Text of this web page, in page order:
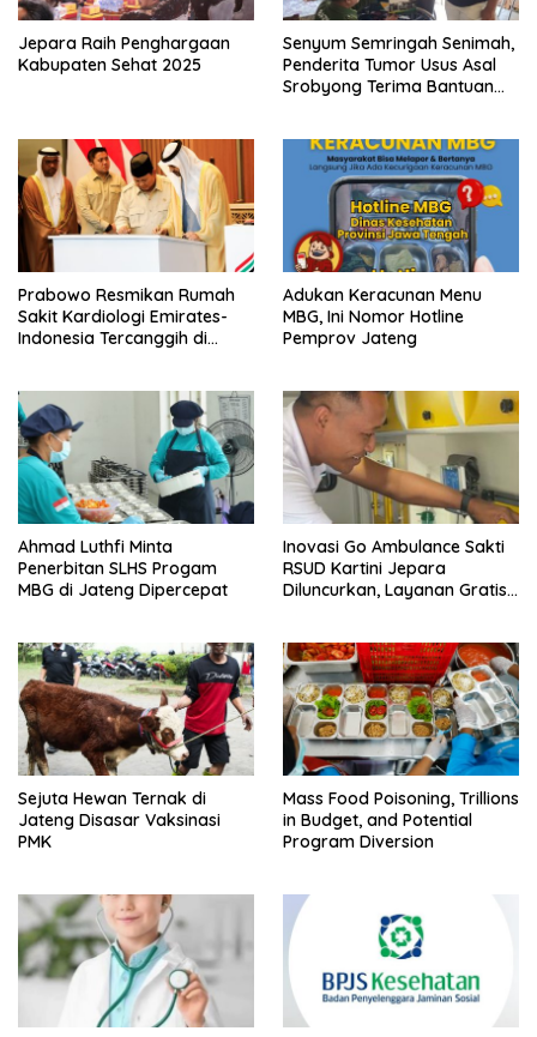
Jepara Raih Penghargaan
Kabupaten Sehat 2025
Senyum Semringah Senimah,
Penderita Tumor Usus Asal
Srobyong Terima Bantuan
Prabowo Resmikan Rumah
Sakit Kardiologi Emirates-
Indonesia Tercanggih di
Adukan Keracunan Menu
MBG, Ini Nomor Hotline
Pemprov Jateng
Ahmad Luthfi Minta
Penerbitan SLHS Progam
MBG di Jateng Dipercepat
Inovasi Go Ambulance Sakti
RSUD Kartini Jepara
Diluncurkan, Layanan Gratis
Sejuta Hewan Ternak di
Jateng Disasar Vaksinasi
PMK
Mass Food Poisoning, Trillions
in Budget, and Potential
Program Diversion